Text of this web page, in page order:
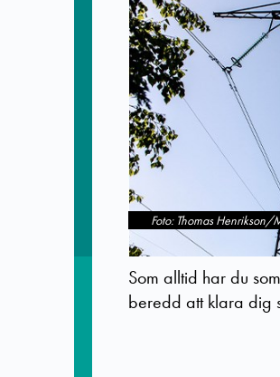
Foto: Thomas Henrikson/
Som alltid har du
beredd att klara dig